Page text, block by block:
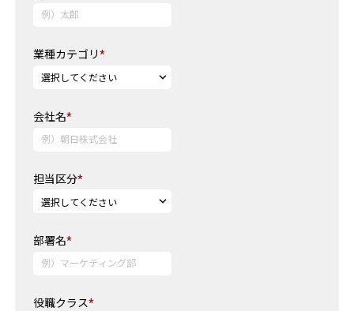
業種カテゴリ*
会社名*
担当区分*
部署名*
役職クラス*